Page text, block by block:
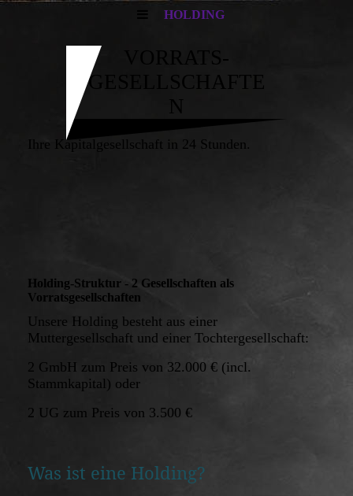
HOLDING
VORRATS-
GESELLSCHAFTE
N
Ihre Kapitalgesellschaft in 24 Stunden.
Holding-Struktur - 2 Gesellschaften als
Vorratsgesellschaften
Unsere Holding besteht aus einer
Muttergesellschaft und einer Tochtergesellschaft:
2 GmbH zum Preis von 32.000 € (incl.
Stammkapital) oder
2 UG zum Preis von 3.500 €
Was ist eine Holding?